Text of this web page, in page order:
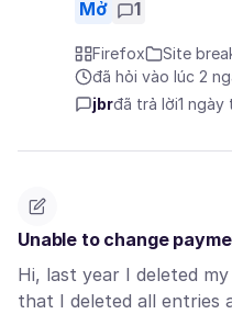
Mở 1
Firefox
Site
đã hỏi vào lúc 2
jbrđã trả lời1 ngày
Unable to change
Hi, last year I deleted
that I deleted all entries